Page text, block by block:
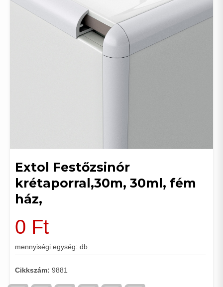
Extol Festőzsinór
krétaporral,30m, 30ml, fém
ház,
0 Ft
mennyiségi egység: db
Cikkszám: 9881